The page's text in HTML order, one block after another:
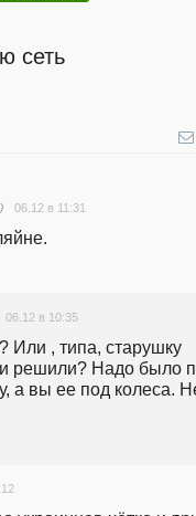
сеть
06.12 в 11:31
06.12 в 10:35
Или , типа, старушку
решили? Надо было
а вы ее под колеса.